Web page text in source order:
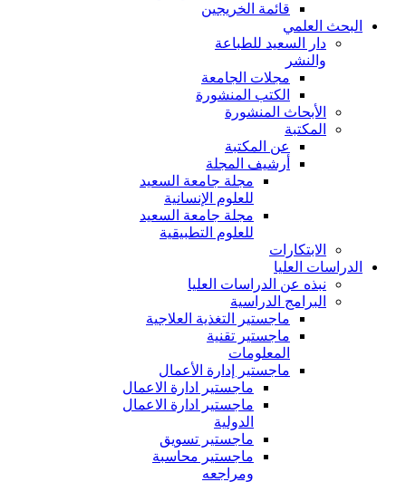
قائمة الخريجين
البحث العلمي
دار السعيد للطباعة
والنشر
مجلات الجامعة
الكتب المنشورة
الأبحاث المنشورة
المكتبة
عن المكتبة
أرشيف المجلة
مجلة جامعة السعيد
للعلوم الإنسانية
مجلة جامعة السعيد
للعلوم التطبيقية
الابتكارات
الدراسات العليا
نبذه عن الدراسات العليا
البرامج الدراسية
ماجستير التغذية العلاجية
ماجستير تقنية
المعلومات
ماجستير إدارة الأعمال
ماجستير ادارة الاعمال
ماجستير ادارة الاعمال
الدولية
ماجستير تسويق
ماجستير محاسبة
ومراجعه